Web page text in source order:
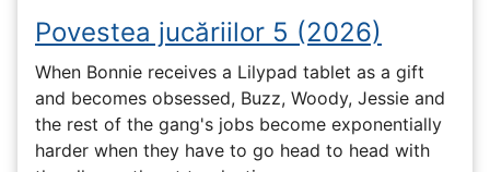
Povestea jucăriilor 5 (2026)
When Bonnie receives a Lilypad tablet as a gift
and becomes obsessed, Buzz, Woody, Jessie and
the rest of the gang's jobs become exponentially
harder when they have to go head to head with